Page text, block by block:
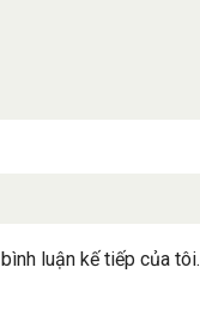
luận kế tiếp của tôi.